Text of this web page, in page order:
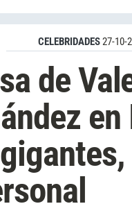
CELEBRIDADES27-10-
de